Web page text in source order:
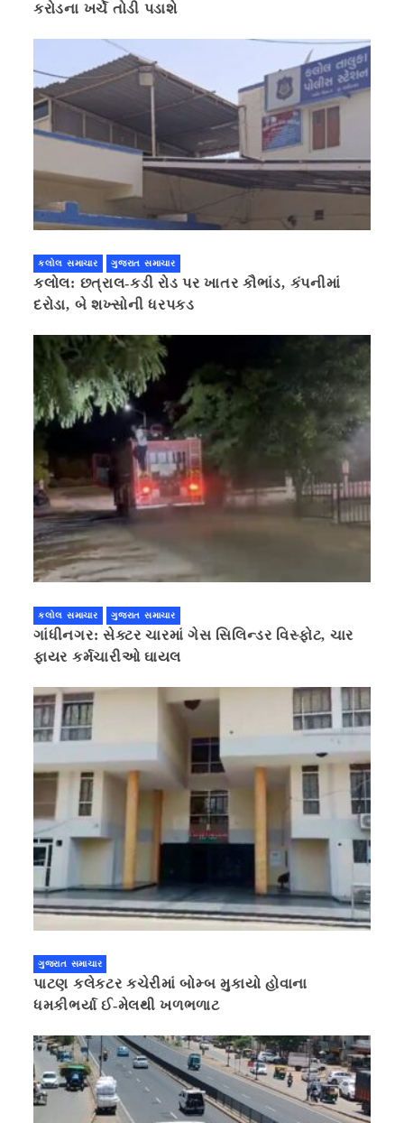
કરોડના ખર્ચે તોડી પડાશે
કલોલ સમાચાર ગુજરાત સમાચાર
કલોલ: છત્રાલ-કડી રોડ પર ખાતર કૌભાંડ, કંપનીમાં
દરોડા, બે શખ્સોની ધરપકડ
કલોલ સમાચાર ગુજરાત સમાચાર
ગાંધીનગર: સેક્ટર ચારમાં ગેસ સિલિન્ડર વિસ્ફોટ, ચાર
ફાયર કર્મચારીઓ ઘાયલ
ગુજરાત સમાચાર
પાટણ કલેકટર કચેરીમાં બોમ્બ મુકાયો હોવાના
ધમકીભર્યા ઈ-મેલથી ખળભળાટ